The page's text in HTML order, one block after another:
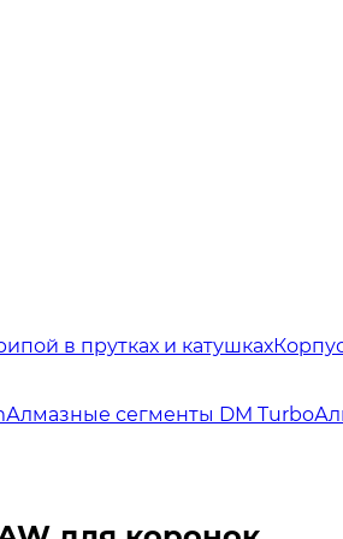
в прутках и катушках
Алмазные сегменты DM Turbo